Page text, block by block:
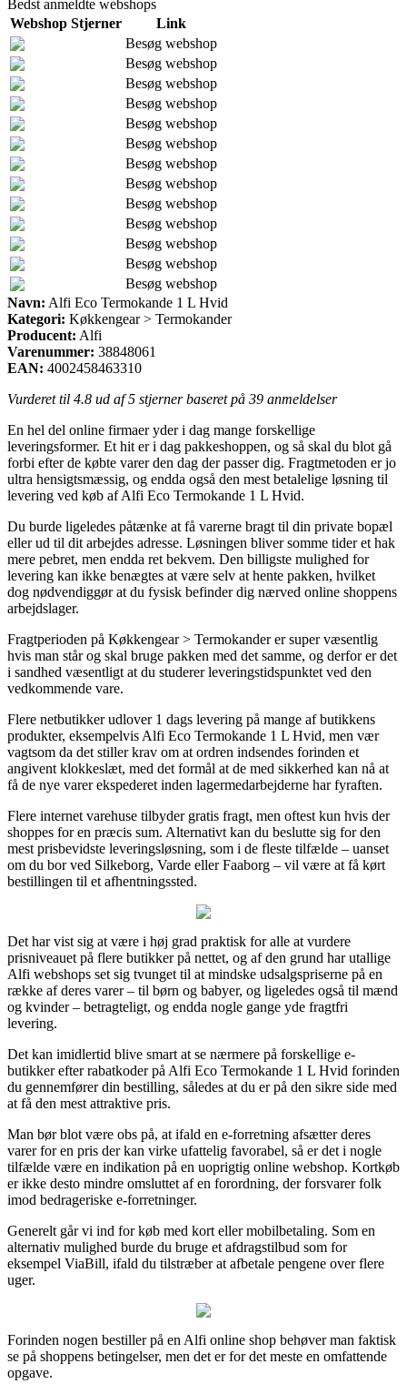
Bedst anmeldte webshops
Webshop Stjerner
Link
Besøg webshop
Besøg webshop
Besøg webshop
Besøg webshop
Besøg webshop
Besøg webshop
Besøg webshop
Besøg webshop
Besøg webshop
Besøg webshop
Besøg webshop
Besøg webshop
Besøg webshop
Navn: Alfi Eco Termokande 1 L Hvid
Kategori: Køkkengear > Termokander
Producent: Alfi
Varenummer: 38848061
EAN: 4002458463310
Vurderet til 4.8 ud af 5 stjerner baseret på 39 anmeldelser
En hel del online firmaer yder i dag mange forskellige
leveringsformer. Et hit er i dag pakkeshoppen, og så skal du blot gå
forbi efter de købte varer den dag der passer dig. Fragtmetoden er jo
ultra hensigtsmæssig, og endda også den mest betalelige løsning til
levering ved køb af Alfi Eco Termokande 1 L Hvid.
Du burde ligeledes påtænke at få varerne bragt til din private bopæl
eller ud til dit arbejdes adresse. Løsningen bliver somme tider et hak
mere pebret, men endda ret bekvem. Den billigste mulighed for
levering kan ikke benægtes at være selv at hente pakken, hvilket
dog nødvendiggør at du fysisk befinder dig nærved online shoppens
arbejdslager.
Fragtperioden på Køkkengear > Termokander er super væsentlig
hvis man står og skal bruge pakken med det samme, og derfor er det
i sandhed væsentligt at du studerer leveringstidspunktet ved den
vedkommende vare.
Flere netbutikker udlover 1 dags levering på mange af butikkens
produkter, eksempelvis Alfi Eco Termokande 1 L Hvid, men vær
vagtsom da det stiller krav om at ordren indsendes forinden et
angivent klokkeslæt, med det formål at de med sikkerhed kan nå at
få de nye varer ekspederet inden lagermedarbejderne har fyraften.
Flere internet varehuse tilbyder gratis fragt, men oftest kun hvis der
shoppes for en præcis sum. Alternativt kan du beslutte sig for den
mest prisbevidste leveringsløsning, som i de fleste tilfælde – uanset
om du bor ved Silkeborg, Varde eller Faaborg – vil være at få kørt
bestillingen til et afhentningssted.
Det har vist sig at være i høj grad praktisk for alle at vurdere
prisniveauet på flere butikker på nettet, og af den grund har utallige
Alfi webshops set sig tvunget til at mindske udsalgspriserne på en
række af deres varer – til børn og babyer, og ligeledes også til mænd
og kvinder – betragteligt, og endda nogle gange yde fragtfri
levering.
Det kan imidlertid blive smart at se nærmere på forskellige e-
butikker efter rabatkoder på Alfi Eco Termokande 1 L Hvid forinden
du gennemfører din bestilling, således at du er på den sikre side med
at få den mest attraktive pris.
Man bør blot være obs på, at ifald en e-forretning afsætter deres
varer for en pris der kan virke ufattelig favorabel, så er det i nogle
tilfælde være en indikation på en uoprigtig online webshop. Kortkøb
er ikke desto mindre omsluttet af en forordning, der forsvarer folk
imod bedrageriske e-forretninger.
Generelt går vi ind for køb med kort eller mobilbetaling. Som en
alternativ mulighed burde du bruge et afdragstilbud som for
eksempel ViaBill, ifald du tilstræber at afbetale pengene over flere
uger.
Forinden nogen bestiller på en Alfi online shop behøver man faktisk
se på shoppens betingelser, men det er for det meste en omfattende
opgave.